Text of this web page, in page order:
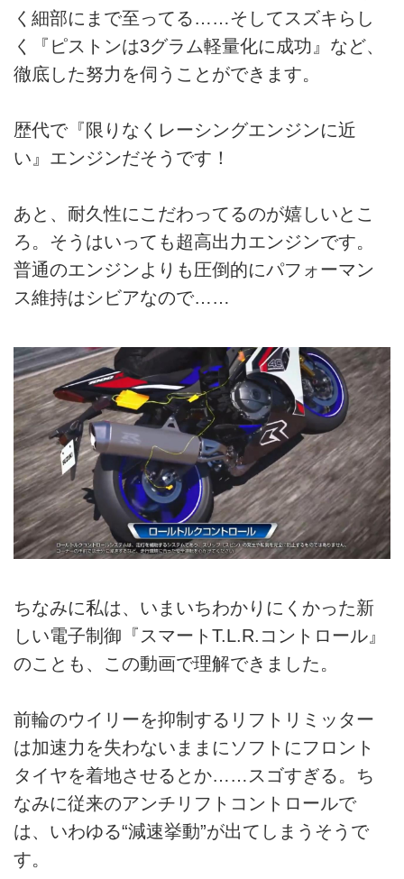
く細部にまで至ってる……そしてスズキらし
く『ピストンは3グラム軽量化に成功』など、
徹底した努力を伺うことができます。
歴代で『限りなくレーシングエンジンに近
い』エンジンだそうです！
あと、耐久性にこだわってるのが嬉しいとこ
ろ。そうはいっても超高出力エンジンです。
普通のエンジンよりも圧倒的にパフォーマン
ス維持はシビアなので……
ちなみに私は、いまいちわかりにくかった新
しい電子制御『スマートT.L.R.コントロール』
のことも、この動画で理解できました。
前輪のウイリーを抑制するリフトリミッター
は加速力を失わないままにソフトにフロント
タイヤを着地させるとか……スゴすぎる。ち
なみに従来のアンチリフトコントロールで
は、いわゆる“減速挙動”が出てしまうそうで
す。